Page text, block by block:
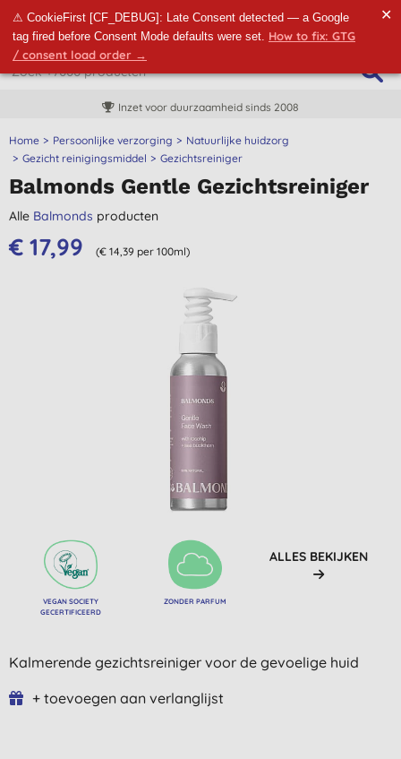
⚠ CookieFirst [CF_DEBUG]: Late Consent detected — a Google
tag fired before Consent Mode defaults were set. How to fix: GTG
/ consent load order →
✕
Inzet voor duurzaamheid sinds 2008
Home Persoonlijke verzorging
Natuurlijke huidzorg
Gezicht reinigingsmiddel
Gezichtsreiniger
Balmonds Gentle Gezichtsreiniger
Alle Balmonds producten
€ 17,99 (€ 14,39 per 100ml)
VEGAN SOCIETY
GECERTIFICEERD
ZONDER PARFUM
ALLES BEKIJKEN
Kalmerende gezichtsreiniger voor de gevoelige huid
+ toevoegen aan verlanglijst